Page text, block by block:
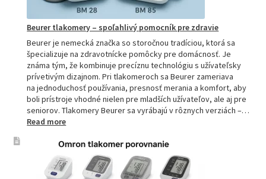
Beurer tlakomery – spoľahlivý pomocník pre zdravie
Beurer je nemecká značka so storočnou tradíciou, ktorá sa
špecializuje na zdravotnícke pomôcky pre domácnosť. Je
známa tým, že kombinuje precíznu technológiu s užívateľsky
prívetivým dizajnom. Pri tlakomeroch sa Beurer zameriava
na jednoduchosť používania, presnosť merania a komfort, aby
boli prístroje vhodné nielen pre mladších užívateľov, ale aj pre
seniorov. Tlakomery Beurer sa vyrábajú v rôznych verziách –…
Read more:
tlakomery
spoľahlivý